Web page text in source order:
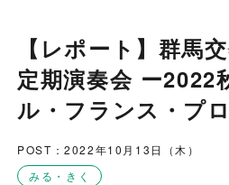
【レポート】群馬
定期演奏会 ー2022
ル・フランス・プ
POST：2022年10月13日（木）
みる・きく